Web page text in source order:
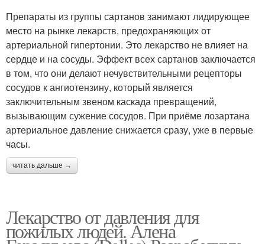
Препараты из группы сартанов занимают лидирующее
место на рынке лекарств, предохраняющих от
артериальной гипертонии. Это лекарство не влияет на
сердце и на сосуды. Эффект всех сартанов заключается
в том, что они делают нечувствительными рецепторы
сосудов к ангиотензину, который является
заключительным звеном каскада превращений,
вызывающим сужение сосудов. При приёме лозартана
артериальное давление снижается сразу, уже в первые
часы.
читать дальше →
Лекарство от давления для
пожилых людей. Алена